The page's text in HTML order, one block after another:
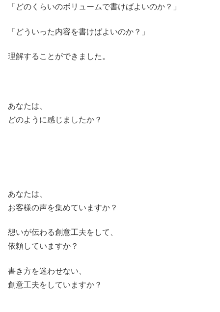
「どのくらいのボリュームで書けばよいのか？」
「どういった内容を書けばよいのか？」
理解することができました。
あなたは、
どのように感じましたか？
あなたは、
お客様の声を集めていますか？
想いが伝わる創意工夫をして、
依頼していますか？
書き方を迷わせない、
創意工夫をしていますか？